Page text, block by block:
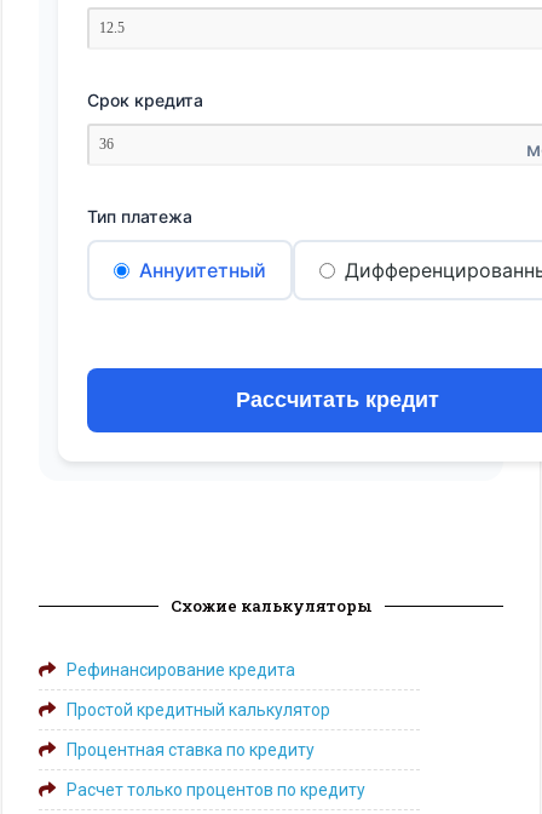
Срок кредита
Тип платежа
Аннуитетный
Рассчитать кредит
Схожие калькуляторы
Рефинансирование кредита
Простой кредитный калькулятор
Процентная ставка по кредиту
Расчет только процентов по кредиту